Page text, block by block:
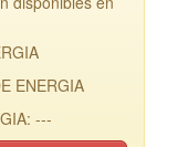
ENERGIA
---